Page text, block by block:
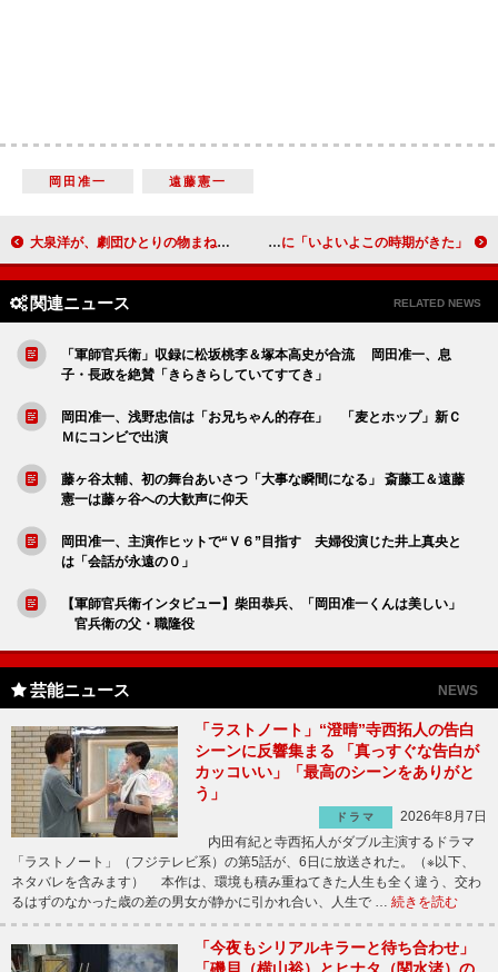
岡田准一 遠藤憲一
大泉洋が、劇団ひとりの物まねで会場を沸かす 柴咲コウ「劇団ひとりは超スーパー監督」 ＳＭＡＰ、「２７時間テレビ」で初の総合司会 ５人そろっての大役に「いよいよこの時期がきた」
関連ニュース RELATED NEWS
「軍師官兵衛」収録に松坂桃李＆塚本高史が合流 岡田准一、息
子・長政を絶賛「きらきらしていてすてき」
岡田准一、浅野忠信は「お兄ちゃん的存在」 「麦とホップ」新Ｃ
Ｍにコンビで出演
藤ヶ谷太輔、初の舞台あいさつ「大事な瞬間になる」 斎藤工＆遠藤
憲一は藤ヶ谷への大歓声に仰天
岡田准一、主演作ヒットで“Ｖ６”目指す 夫婦役演じた井上真央と
は「会話が永遠の０」
【軍師官兵衛インタビュー】柴田恭兵、「岡田准一くんは美しい」
官兵衛の父・職隆役
芸能ニュース NEWS
「ラストノート」“澄晴”寺西拓人の告白
シーンに反響集まる 「真っすぐな告白が
カッコいい」「最高のシーンをありがと
う」
ドラマ
2026年8月7日
内田有紀と寺西拓人がダブル主演するドラマ
「ラストノート」（フジテレビ系）の第5話が、6日に放送された。（※以下、
ネタバレを含みます） 本作は、環境も積み重ねてきた人生も全く違う、交わ
るはずのなかった歳の差の男女が静かに引かれ合い、人生で … 続きを読む
「今夜もシリアルキラーと待ち合わせ」